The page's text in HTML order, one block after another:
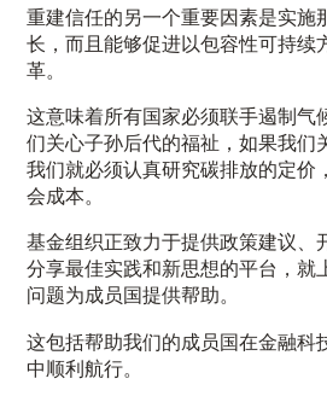
重建信任的另一个重要因素是实施
长，而且能够促进以包容性可持续
革。
这意味着所有国家必须联手遏制气
们关心子孙后代的福祉，如果我们
我们就必须认真研究碳排放的定价
会成本。
基金组织正致力于提供政策建议、
分享最佳实践和新思想的平台，就
问题为成员国提供帮助。
这包括帮助我们的成员国在金融科
中顺利航行。